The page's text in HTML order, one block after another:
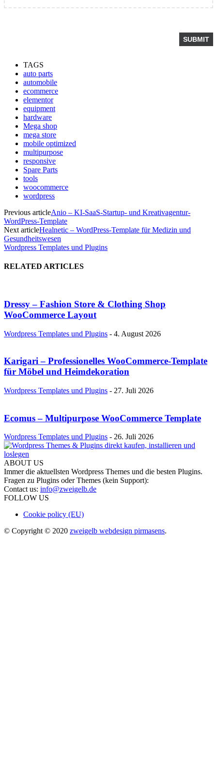
TAGS
auto parts
automobile
ecommerce
elementor
equipment
hardware
Mega shop
mega store
mobile optimized
multipurpose
responsive
Spare Parts
tools
woocommerce
wordpress
Previous articleAnio – KI-SaaS-Startup- und Kreativagentur-
WordPress-Template
Next articleHealnetic – WordPress-Template für Medizin und
Gesundheitswesen
Wordpress Templates und Plugins
RELATED ARTICLES
Dressy – Fashion Store & Clothing Shop
WooCommerce Layout
Wordpress Templates und Plugins - 4. August 2026
Karigari – Professionelles WooCommerce-Template
für Möbel und Heimdekoration
Wordpress Templates und Plugins - 27. Juli 2026
Ecomus – Multipurpose WooCommerce Template
Wordpress Templates und Plugins - 26. Juli 2026
ABOUT US
Immer die aktuellsten Wordpress Themes und die besten Plugins.
Fragen zu Plugins oder Themes (kein Support):
Contact us: info@zweigelb.de
FOLLOW US
Cookie policy (EU)
© Copyright © 2020 zweigelb webdesign pirmasens.